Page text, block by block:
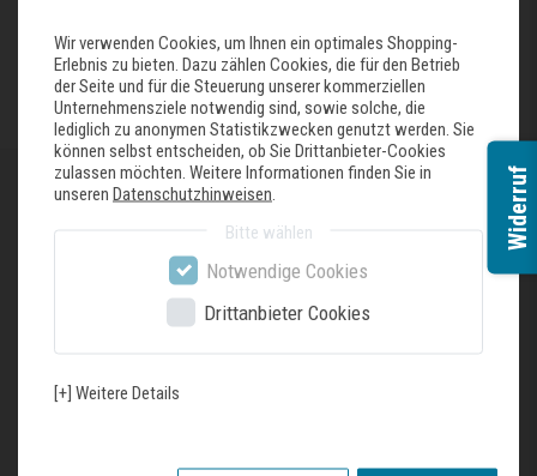
FAQ besuchen
Öffnungszeiten
Öffnungszeiten
Tag
Uhrzeiten
Mo - Fr
Wir verwenden Cookies, um Ihnen ein optimales Shopping-
Erlebnis zu bieten. Dazu zählen Cookies, die für den Betrieb
der Seite und für die Steuerung unserer kommerziellen
Unternehmensziele notwendig sind, sowie solche, die
lediglich zu anonymen Statistikzwecken genutzt werden. Sie
können selbst entscheiden, ob Sie Drittanbieter-Cookies
zulassen möchten. Weitere Informationen finden Sie in
unseren Datenschutzhinweisen
Bitte wählen
Notwendige Cookies
Drittanbieter Cookies
[+] Weitere Details
Widerruf